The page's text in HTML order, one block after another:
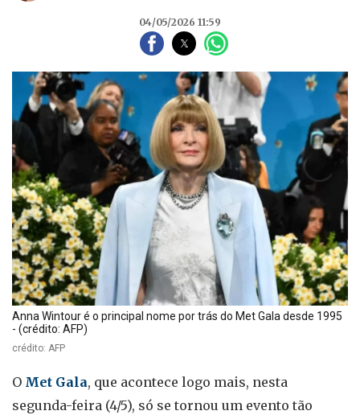
04/05/2026 11:59
Anna Wintour é o principal nome por trás do Met Gala desde 1995
- (crédito: AFP)
crédito: AFP
O Met Gala, que acontece logo mais, nesta
segunda-feira (4/5), só se tornou um evento tão